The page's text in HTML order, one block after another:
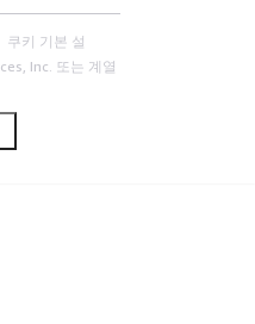
쿠키 기본 설
Inc. 또는 계열